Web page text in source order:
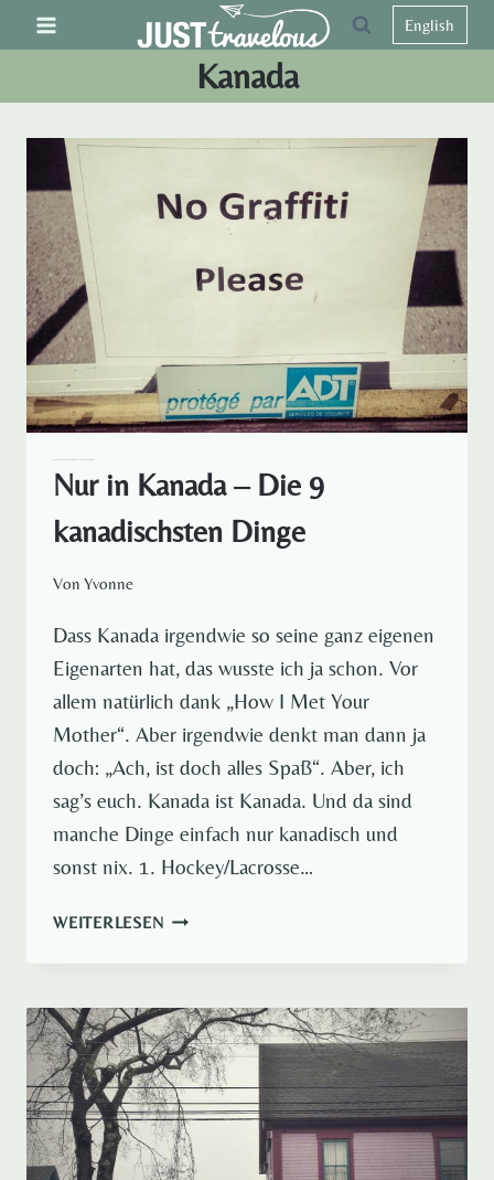
Zum
Inhalt
English
Kanada
Nur in Kanada – Die 9
kanadischsten Dinge
Von Yvonne
Dass Kanada irgendwie so seine ganz eigenen
Eigenarten hat, das wusste ich ja schon. Vor
allem natürlich dank „How I Met Your
Mother“. Aber irgendwie denkt man dann ja
doch: „Ach, ist doch alles Spaß“. Aber, ich
sag’s euch. Kanada ist Kanada. Und da sind
manche Dinge einfach nur kanadisch und
sonst nix. 1. Hockey/Lacrosse…
WEITERLESENNUR
KANADA
DIE
9
KANADISCHSTEN
DINGE